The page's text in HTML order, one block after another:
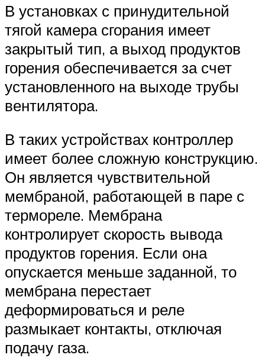
В установках с принудительной
тягой камера сгорания имеет
закрытый тип, а выход продуктов
горения обеспечивается за счет
установленного на выходе трубы
вентилятора.
В таких устройствах контроллер
имеет более сложную конструкцию.
Он является чувствительной
мембраной, работающей в паре с
термореле. Мембрана
контролирует скорость вывода
продуктов горения. Если она
опускается меньше заданной, то
мембрана перестает
деформироваться и реле
размыкает контакты, отключая
подачу газа.